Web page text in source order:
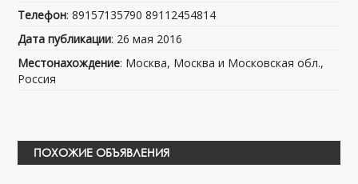
Телефон: 89157135790 89112454814
Дата публикации: 26 мая 2016
Местонахождение: Москва, Москва и Московская обл.,
Россия
ПОХОЖИЕ ОБЪЯВЛЕНИЯ